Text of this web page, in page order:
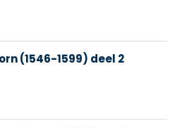
(1546-1599) deel 2